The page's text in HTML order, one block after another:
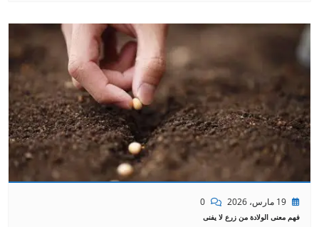
19 مارس، 2026 0
فهم معنى الولادة من زرع لا يفنى